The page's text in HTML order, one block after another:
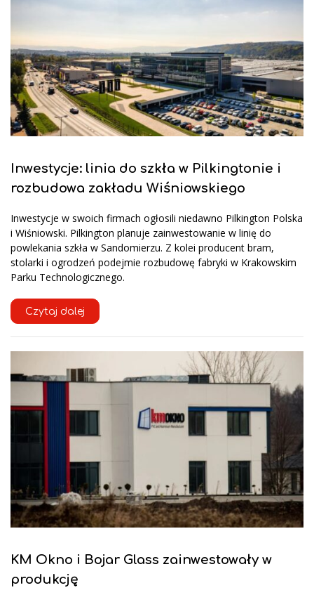
Inwestycje: linia do szkła w Pilkingtonie i
rozbudowa zakładu Wiśniowskiego
Inwestycje w swoich firmach ogłosili niedawno Pilkington Polska
i Wiśniowski. Pilkington planuje zainwestowanie w linię do
powlekania szkła w Sandomierzu. Z kolei producent bram,
stolarki i ogrodzeń podejmie rozbudowę fabryki w Krakowskim
Parku Technologicznego.
Czytaj dalej
KM Okno i Bojar Glass zainwestowały w
produkcję